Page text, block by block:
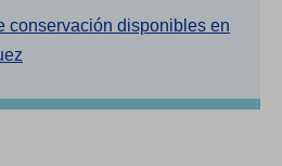
conservación disponibles en